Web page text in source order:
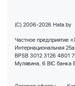
(C) 2006-2026 Hata.by
Частное предприятие
Интернациональная
BPSB 3012 3126 4801
Мулявина, 6 BIC банка